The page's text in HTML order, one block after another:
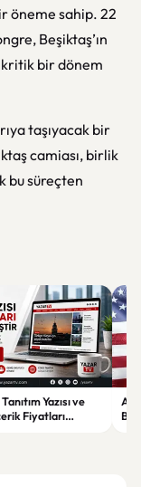
öneme sahip. 22
Beşiktaş’ın
bir dönem
taşıyacak bir
camiası, birlik
bu süreçten
Yazısı ve
Fiyatları